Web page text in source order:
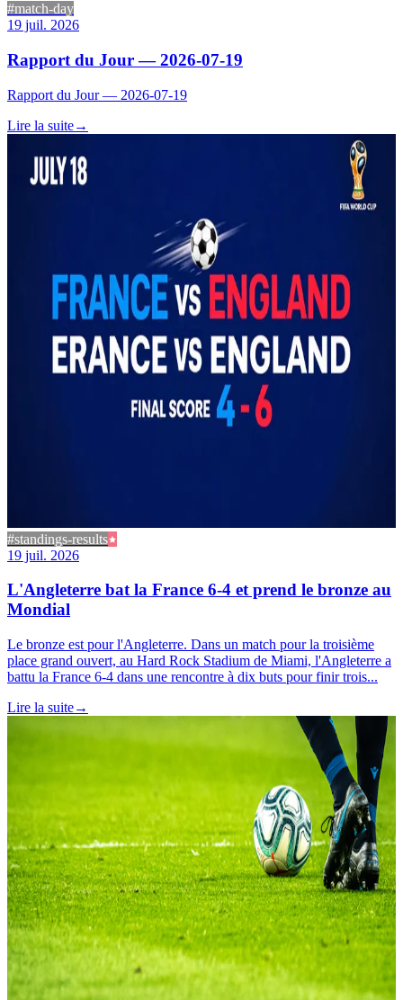
#match-day
19 juil. 2026
Rapport du Jour — 2026-07-19
Rapport du Jour — 2026-07-19
Lire la suite→
#standings-results
19 juil. 2026
L'Angleterre bat la France 6-4 et prend le bronze au
Mondial
Le bronze est pour l'Angleterre. Dans un match pour la troisième
place grand ouvert, au Hard Rock Stadium de Miami, l'Angleterre a
battu la France 6-4 dans une rencontre à dix buts pour finir trois...
Lire la suite→